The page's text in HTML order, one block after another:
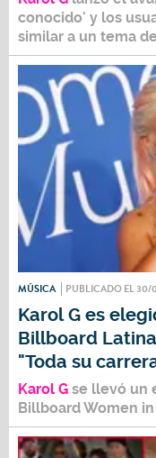
conocido' y los
similar a un tema de
MÚSICA PUBLICADO EL 30/
Karol G es
Billboard
"Toda su
Karol G se llevó un
Billboard Women